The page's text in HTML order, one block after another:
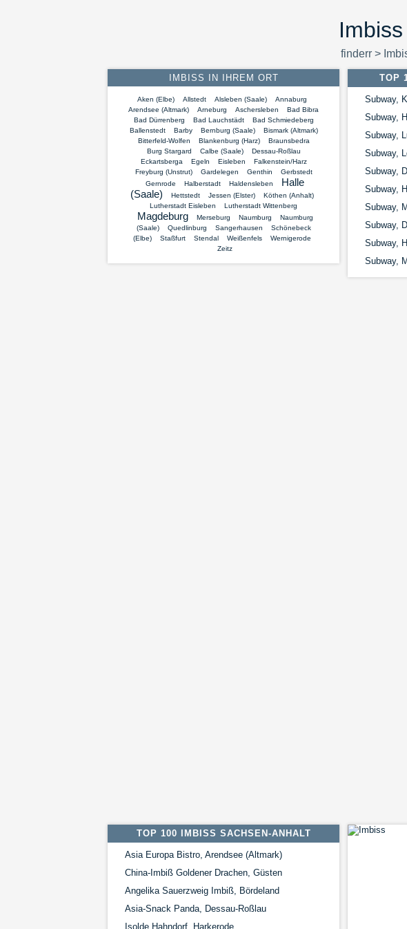
finderr>
IMBISS IN IHREM ORT
Aken (Elbe) Allstedt Alsleben (Saale)
Annaburg
Arendsee (Altmark)
Arneburg Aschersleben
Bad Bibra
Bad Dürrenberg
Bad Lauchstädt
Bad Schmiedeberg
Ballenstedt
Barby Bernburg (Saale)
Bismark (Altmark)
Bitterfeld-Wolfen
Blankenburg (Harz)
Braunsbedra
Burg Stargard
Calbe (Saale)
Dessau-Roßlau
Eckartsberga
Egeln Eisleben
Falkenstein/Harz
Freyburg (Unstrut)
Gardelegen Genthin
Gerbstedt
Gernrode
Halberstadt Haldensleben
Halle
(Saale)
Hettstedt Jessen (Elster)
Köthen (Anhalt)
Lutherstadt Eisleben
Lutherstadt Wittenberg
Magdeburg Merseburg Naumburg
Naumburg
(Saale)
Quedlinburg Sangerhausen
Schönebeck
(Elbe)
Staßfurt Stendal Weißenfels
Wernigerode
Zeitz
TOP
Subway,
Subway,
Subway,
Subway,
Subway,
Subway,
Subway,
Subway,
Subway,
Subway,
TOP 100 IMBISS SACHSEN-ANHALT
Asia Europa Bistro, Arendsee (Altmark)
China-Imbiß Goldener Drachen, Güsten
Angelika Sauerzweig Imbiß, Bördeland
Asia-Snack Panda, Dessau-Roßlau
Isolde Hahndorf, Harkerode